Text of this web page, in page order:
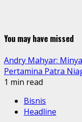
You may have missed
Andry Mahyar:
Pertamina Patra
1 min read
Bisnis
Headline